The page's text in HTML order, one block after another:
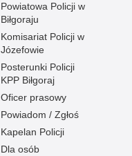
Powiatowa Policji w
Biłgoraju
Komisariat Policji w
Józefowie
Posterunki Policji
KPP Biłgoraj
Oficer prasowy
Powiadom / Zgłoś
Kapelan Policji
Dla osób